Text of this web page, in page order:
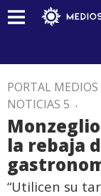
PORTAL
NOTICIAS 5 .
la rebaja
“Utilicen su